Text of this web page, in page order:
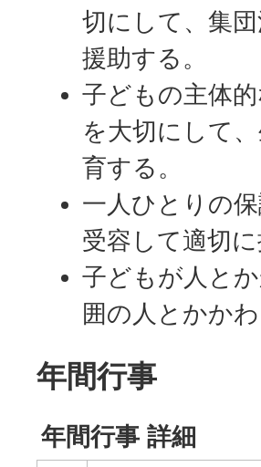
切にして、集
援助する。
子どもの主体
を大切にして
育する。
一人ひとりの
受容して適切に
子どもが人と
囲の人とかか
年間行事
年間行事 詳細